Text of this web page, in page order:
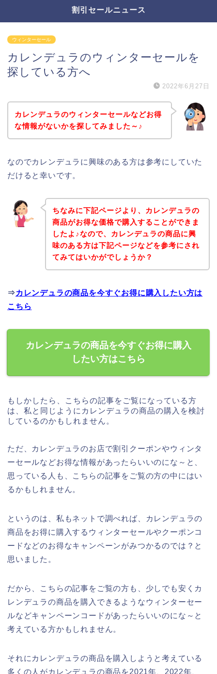
割引セールニュース
ウィンターセール
カレンデュラのウィンターセールを
探している方へ
2022年6月27日
カレンデュラのウィンターセールなどお得
な情報がないかを探してみました～♪
なのでカレンデュラに興味のある方は参考にしていた
だけると幸いです。
ちなみに下記ページより、カレンデュラの
商品がお得な価格で購入することができま
したよ♪なので、カレンデュラの商品に興
味のある方は下記ページなどを参考にされ
てみてはいかがでしょうか？
⇒ カレンデュラの商品を今すぐお得に購入したい方は
こちら
カレンデュラの商品を今すぐお得に購入
したい方はこちら
もしかしたら、こちらの記事をご覧になっている方
は、私と同じようにカレンデュラの商品の購入を検討
しているのかもしれません。
ただ、カレンデュラのお店で割引クーポンやウィンタ
ーセールなどお得な情報があったらいいのにな～と、
思っている人も、こちらの記事をご覧の方の中にはい
るかもしれません。
というのは、私もネットで調べれば、カレンデュラの
商品をお得に購入するウィンターセールやクーポンコ
ードなどのお得なキャンペーンがみつかるのでは？と
思いました。
だから、こちらの記事をご覧の方も、少しでも安くカ
レンデュラの商品を購入できるようなウィンターセー
ルなどキャンペーンコードがあったらいいのにな～と
考えている方かもしれません。
それにカレンデュラの商品を購入しようと考えている
多くの人がカレンデュラの商品を2021年、2022年、